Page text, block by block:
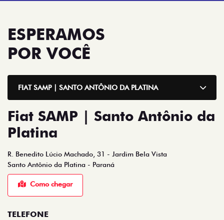
ESPERAMOS
POR VOCÊ
FIAT SAMP | SANTO ANTÔNIO DA PLATINA
Fiat SAMP | Santo Antônio da
Platina
R. Benedito Lúcio Machado, 31 - Jardim Bela Vista
Santo Antônio da Platina - Paraná
Como chegar
TELEFONE